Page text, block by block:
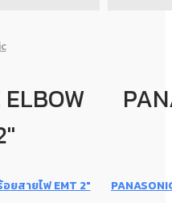
ยสายไฟ EMT 2″